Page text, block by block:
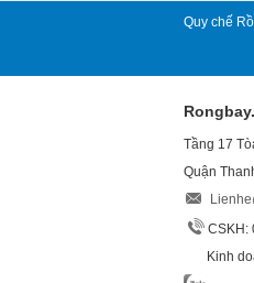
Quy chế
Tầng 17
Quận
CSKH:
Kinh